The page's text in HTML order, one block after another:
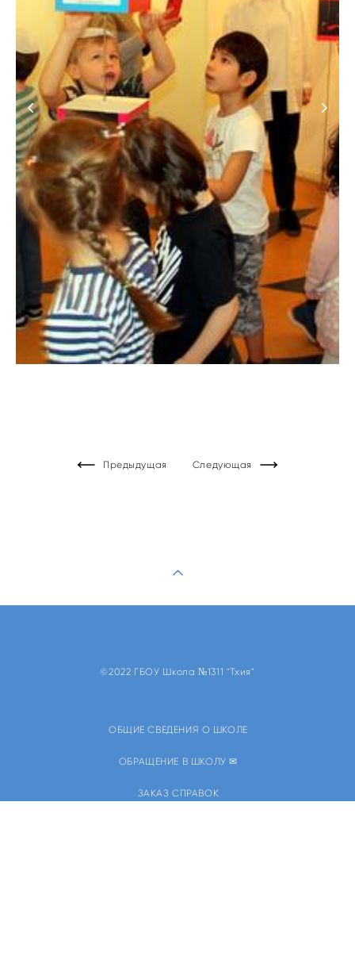
Предыдущая Следующая
©2022 ГБОУ Школа №1311 "Тхия"
ОБЩИЕ СВЕДЕНИЯ О ШКОЛЕ
ОБРАЩЕНИЕ В ШКОЛУ ✉
ЗАКАЗ СПРАВОК